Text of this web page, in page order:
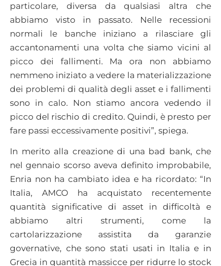
particolare, diversa da qualsiasi altra che
abbiamo visto in passato. Nelle recessioni
normali le banche iniziano a rilasciare gli
accantonamenti una volta che siamo vicini al
picco dei fallimenti. Ma ora non abbiamo
nemmeno iniziato a vedere la materializzazione
dei problemi di qualità degli asset e i fallimenti
sono in calo. Non stiamo ancora vedendo il
picco del rischio di credito. Quindi, è presto per
fare passi eccessivamente positivi”, spiega.
In merito alla creazione di una bad bank, che
nel gennaio scorso aveva definito improbabile,
Enria non ha cambiato idea e ha ricordato: “In
Italia, AMCO ha acquistato recentemente
quantità significative di asset in difficoltà e
abbiamo altri strumenti, come la
cartolarizzazione assistita da garanzie
governative, che sono stati usati in Italia e in
Grecia in quantità massicce per ridurre lo stock